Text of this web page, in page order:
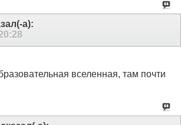
а):
вселенная, там почти